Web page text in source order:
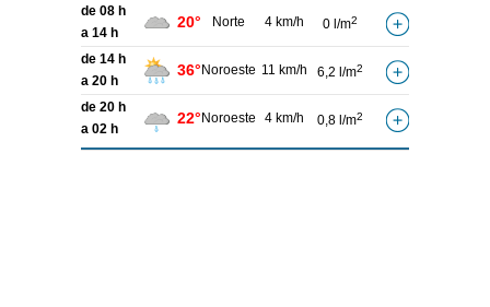
de 08 h
a 14 h
20° Norte 4 km/h 0 l/m2
de 14 h
a 20 h
36° Noroeste 11 km/h 6,2 l/m2
de 20 h
a 02 h
22° Noroeste 4 km/h 0,8 l/m2